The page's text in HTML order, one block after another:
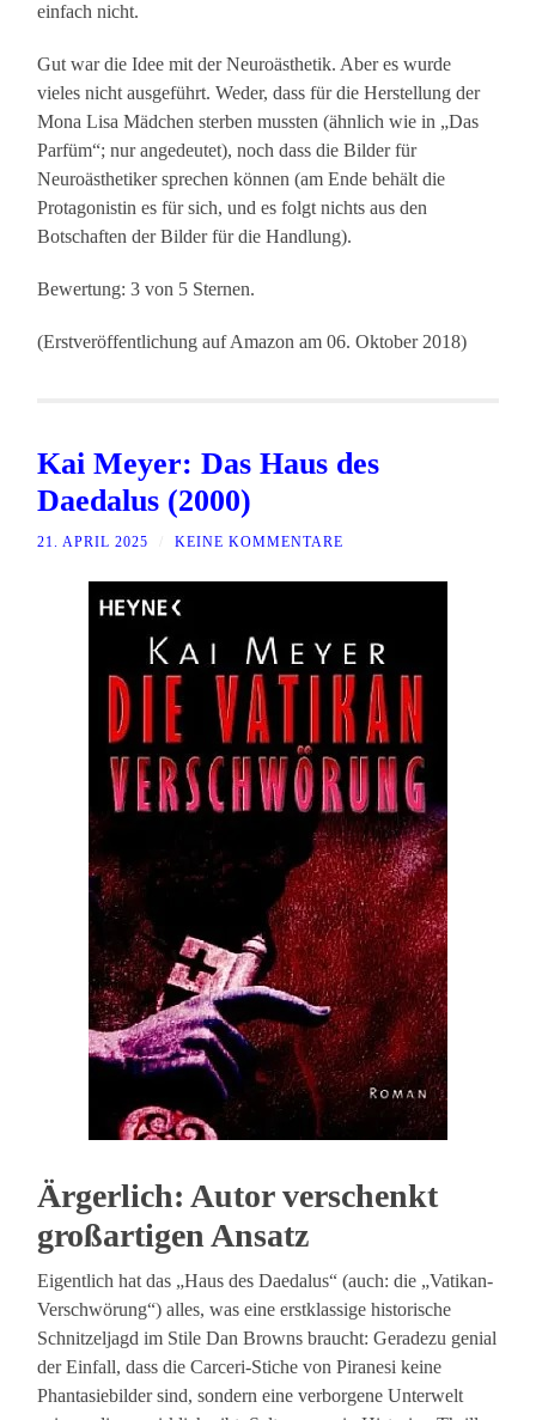
einfach nicht.
Gut war die Idee mit der Neuroästhetik. Aber es wurde
vieles nicht ausgeführt. Weder, dass für die Herstellung der
Mona Lisa Mädchen sterben mussten (ähnlich wie in „Das
Parfüm“; nur angedeutet), noch dass die Bilder für
Neuroästhetiker sprechen können (am Ende behält die
Protagonistin es für sich, und es folgt nichts aus den
Botschaften der Bilder für die Handlung).
Bewertung: 3 von 5 Sternen.
(Erstveröffentlichung auf Amazon am 06. Oktober 2018)
Kai Meyer: Das Haus des
Daedalus (2000)
21. APRIL 2025 KEINE KOMMENTARE
Ärgerlich: Autor verschenkt
großartigen Ansatz
Eigentlich hat das „Haus des Daedalus“ (auch: die „Vatikan-
Verschwörung“) alles, was eine erstklassige historische
Schnitzeljagd im Stile Dan Browns braucht: Geradezu genial
der Einfall, dass die Carceri-Stiche von Piranesi keine
Phantasiebilder sind, sondern eine verborgene Unterwelt